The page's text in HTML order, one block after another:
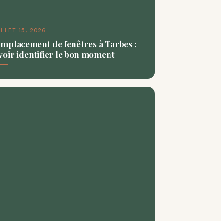
15, 2026
de fenêtres à Tarbes :
identifier le bon moment